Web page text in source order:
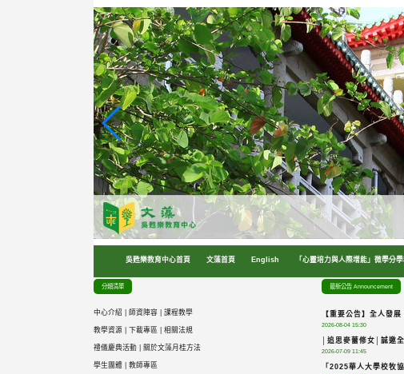
吳甦樂教育中心首頁 文藻首頁 English 「心靈培力與人際增能」微學分
分類清單
中心介紹 師資陣容 課程教學
教學資源 下載專區 相關法規
禮儀慶典活動 關於文藻月桂方法
學生團體 教師專區
最新公告 Announcement
【重要公告】全人發
2026-08-04 15:30
│追思麥蕾修女│誠邀
2026-07-09 11:45
「2025華人大學校牧